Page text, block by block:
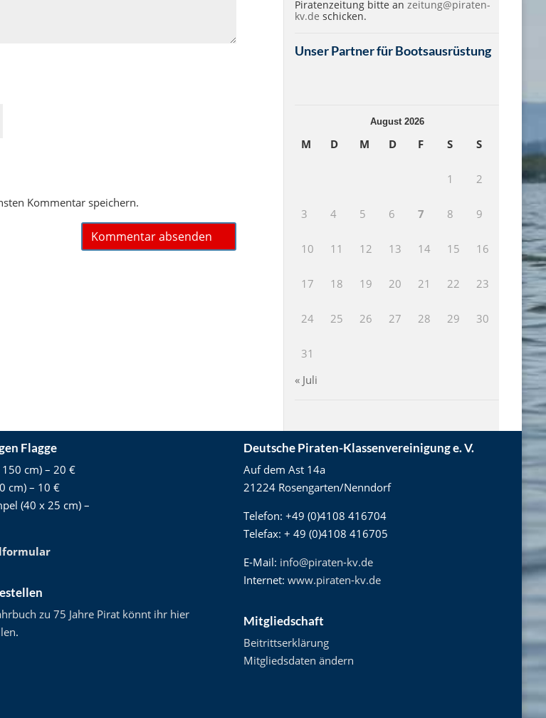
Kommentar speichern.
Piratenzeitung bitte anzeitung@piraten-
kv.de schicken.
Unser Partner für Bootsausrüstung
August 2026
M D M D F S S
1 2
3 4 5 6 7 8 9
10 11 12 13 14 15 16
17 18 19 20 21 22 23
24 25 26 27 28 29 30
31
« Juli
Flagge
cm) – 20 €
cm) – 10 €
(40 x 25 cm) –
zu 75 Jahre Pirat könnt ihr hier
.
Deutsche Piraten-Klassenvereinigung e. V.
Auf dem Ast 14a
21224 Rosengarten/Nenndorf
Telefon: +49 (0)4108 416704
Telefax: + 49 (0)4108 416705
E-Mail: info@piraten-kv.de
Internet: www.piraten-kv.de
Mitgliedschaft
Beitrittserklärung
Mitgliedsdaten ändern